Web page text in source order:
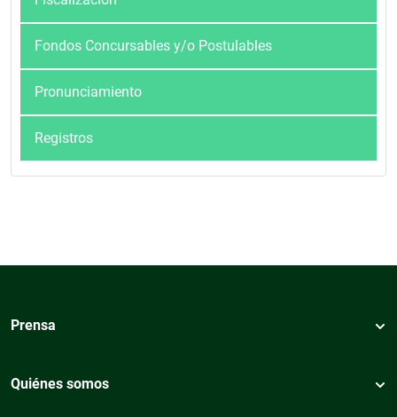
Fondos Concursables y/o Postulables
Pronunciamiento
Registros
Prensa
Quiénes somos